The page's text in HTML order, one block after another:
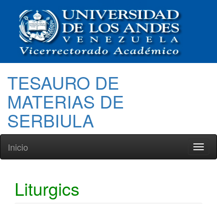
TESAURO DE
MATERIAS DE
SERBIULA
Inicio
Liturgics